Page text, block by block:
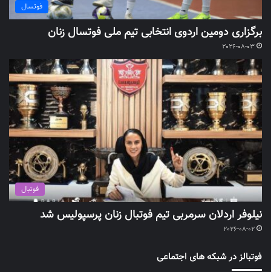
فوتسال
برگزاری دومین اردوی انتخابی تیم ملی فوتسال زنان
2026-08-03
فوتبال
نیلوفر اردلان سرمربی تیم فوتبال زنان پرسپولیس شد
2026-08-02
فوتبالز در شبکه های اجتماعی